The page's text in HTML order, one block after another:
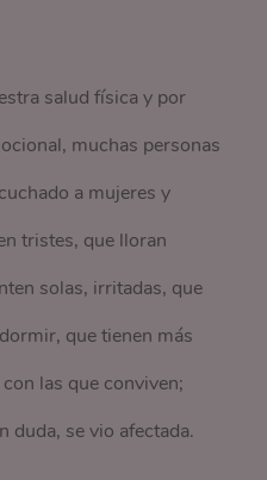
salud física y por
muchas personas
a mujeres y
tristes, que lloran
solas, irritadas, que
que tienen más
las que conviven;
duda, se vio afectada.